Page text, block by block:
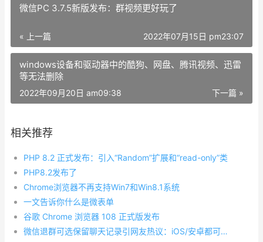
微信PC 3.7.5新版发布：群视频更好玩了
« 上一篇 2022年07月15日 pm23:07
windows设备和驱动器中的酷狗、网盘、腾讯视频、迅雷
等无法删除
下一篇 »
2022年09月20日 am09:38
相关推荐
PHP 8.2 正式发布：引入“Random”扩展和“read-only”类
PHP8.2发布了
Chrome浏览器不再支持Win7和Win8.1系统
一文告诉你什么是微表单
谷歌 Chrome 浏览器 108 正式版发布
微信退群可选保留聊天记录引网友热议：iOS/安卓都可体验 PC版还要等